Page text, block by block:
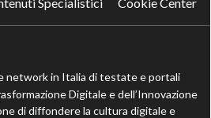
e analisi ESG: nasce Cerved
del dato ESG e AI: come
lineage informativo
per la CSRD